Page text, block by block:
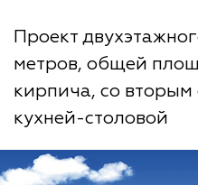
Проект
метров, общей
кирпича, со вторым
кухней-столовой